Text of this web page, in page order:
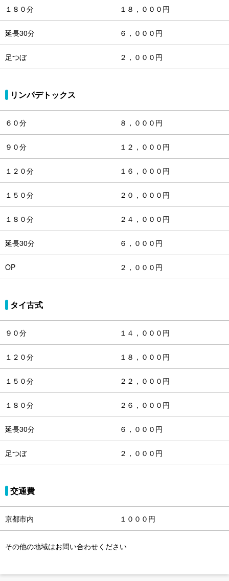
１８０分 １８，０００円
延長30分 ６，０００円
足つぼ ２，０００円
リンパデトックス
６０分 ８，０００円
９０分 １２，０００円
１２０分 １６，０００円
１５０分 ２０，０００円
１８０分 ２４，０００円
延長30分 ６，０００円
OP ２，０００円
タイ古式
９０分 １４，０００円
１２０分 １８，０００円
１５０分 ２２，０００円
１８０分 ２６，０００円
延長30分 ６，０００円
足つぼ ２，０００円
交通費
京都市内 １０００円
その他の地域はお問い合わせください